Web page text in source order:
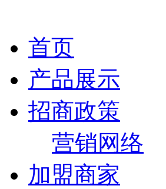
首页
产品展示
招商政策
营销网络
加盟商家